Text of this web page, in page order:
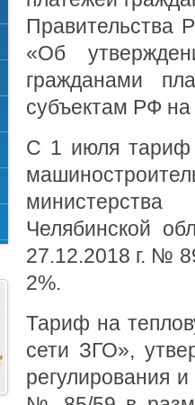
Правительства
«Об
гражданами
субъектам РФ
С 1 июля тариф
Челябинской
27.12.2018 г. №
2%.
Тариф на
сети ЗГО»,
регулирования